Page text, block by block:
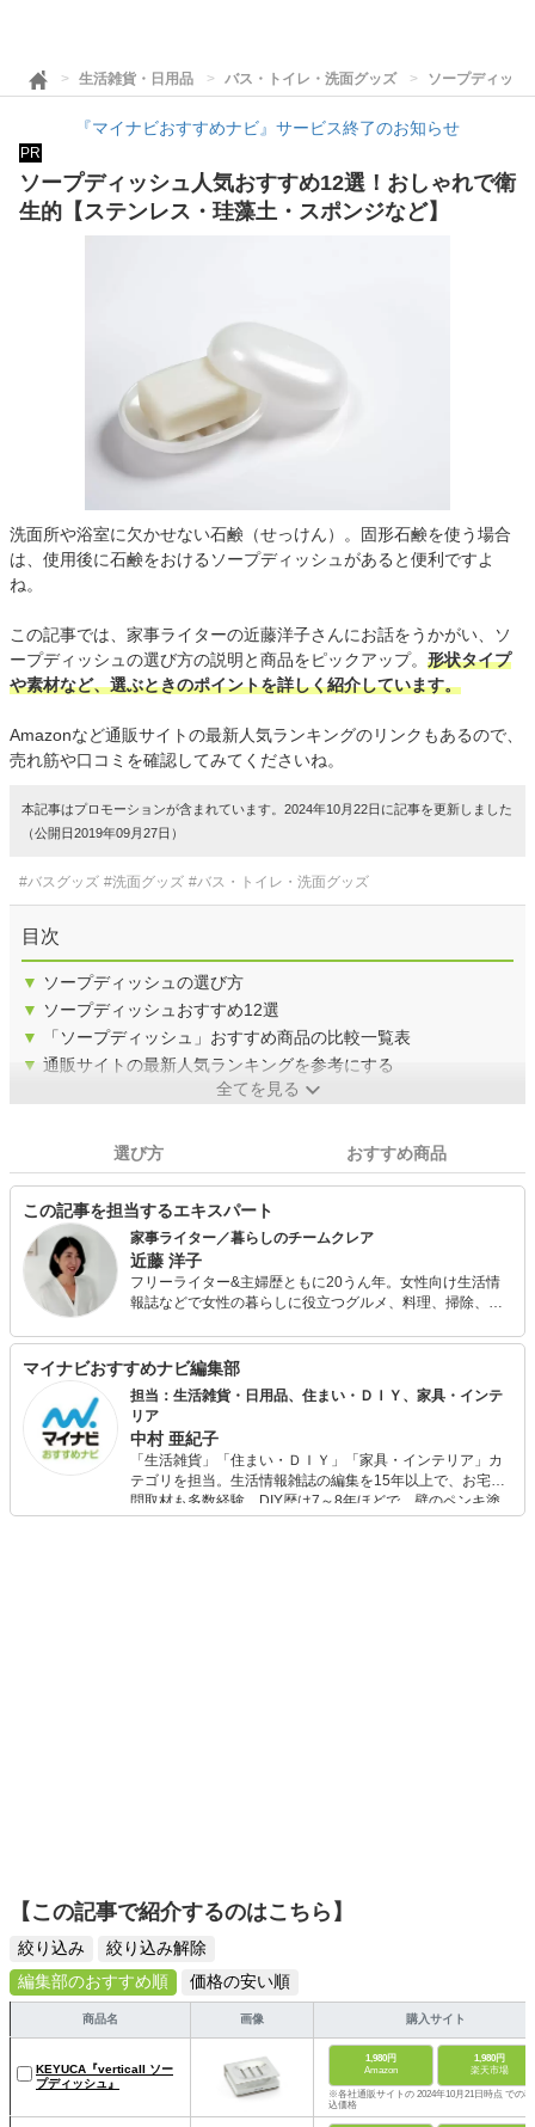
生活雑貨・日用品 バス・トイレ・洗面グッズ ソープディッシ
『マイナビおすすめナビ』サービス終了のお知らせ
PR
ソープディッシュ人気おすすめ12選！おしゃれで衛
生的【ステンレス・珪藻土・スポンジなど】
洗面所や浴室に欠かせない石鹸（せっけん）。固形石鹸を使う場合
は、使用後に石鹸をおけるソープディッシュがあると便利ですよ
ね。
この記事では、家事ライターの近藤洋子さんにお話をうかがい、ソ
ープディッシュの選び方の説明と商品をピックアップ。 形状タイプ
や素材など、選ぶときのポイントを詳しく紹介しています。
Amazonなど通販サイトの最新人気ランキングのリンクもあるので、
売れ筋や口コミを確認してみてくださいね。
本記事はプロモーションが含まれています。2024年10月22日に記事を更新しました
（公開日2019年09月27日）
#バスグッズ #洗面グッズ #バス・トイレ・洗面グッズ
目次
▼ ソープディッシュの選び方
▼ ソープディッシュおすすめ12選
▼
「ソープディッシュ」おすすめ商品の比較一覧表
▼ 通販サイトの最新人気ランキングを参考にする
全てを見る
選び方 おすすめ商品
この記事を担当するエキスパート
家事ライター／暮らしのチームクレア
近藤 洋子
フリーライター&主婦歴ともに20うん年。女性向け生活情
報誌などで女性の暮らしに役立つグルメ、料理、掃除、エ
多忙な仕事と家庭の両立のためにも、家事は時短、合理
化、簡便化がモットー。あまり手はかけたくないけど常々
「美しく暮らしたい」と願っています。一応一女の母。
マイナビおすすめナビ編集部
担当：生活雑貨・日用品、住まい・ＤＩＹ、家具・インテ
リア
中村 亜紀子
「生活雑貨」「住まい・ＤＩＹ」「家具・インテリア」カ
テゴリを担当。生活情報雑誌の編集を15年以上で、お宅訪
問取材も多数経験。DIY歴は7～8年ほどで、壁のペンキ塗
りや壁紙チェンジなどもチャレンジ済み。初心者でもモノ
【この記事で紹介するのはこちら】
絞り込み
絞り込み解除
編集部のおすすめ順
価格の安い順
商品名 画像 購入サイト
KEYUCA『verticaII ソー
プディッシュ』
1,980円
Amazon
1,980円
楽天市場
※各社通販サイトの 2024年10月21日時点 での税
込価格